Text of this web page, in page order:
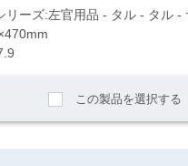
リーズ:左官用品 - タル - タル -
この製品を選択する